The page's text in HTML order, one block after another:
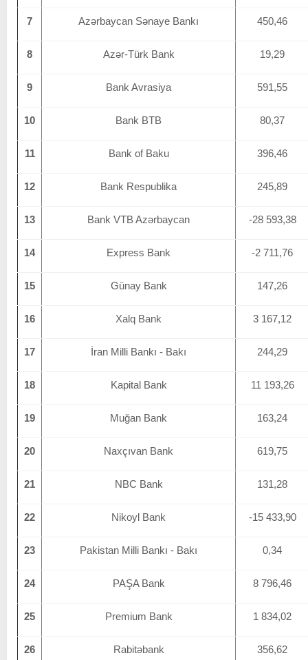
7 Azərbaycan Sənaye Bankı 450,46
8 Azər-Türk Bank 19,29
9 Bank Avrasiya 591,55
10 Bank BTB 80,37
11 Bank of Baku 396,46
12 Bank Respublika 245,89
13 Bank VTB Azərbaycan -28 593,38
14 Express Bank -2 711,76
15 Günay Bank 147,26
16 Xalq Bank 3 167,12
17 İran Milli Bankı - Bakı 244,29
18 Kapital Bank 11 193,26
19 Muğan Bank 163,24
20 Naxçıvan Bank 619,75
21 NBC Bank 131,28
22 Nikoyl Bank -15 433,90
23 Pakistan Milli Bankı - Bakı 0,34
24 PAŞA Bank 8 796,46
25 Premium Bank 1 834,02
26 Rabitəbank 356,62